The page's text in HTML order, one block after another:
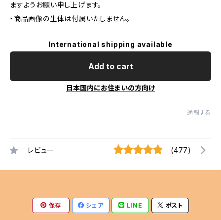
ますようお願い申し上げます。
・商品画像の生体は付属いたしません。
International shipping available
Add to cart
日本国内にお住まいの方向け
通報する
レビュー (477)
保存 シェア LINE ポスト